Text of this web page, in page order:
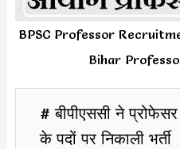
BPSC Professor
Bihar
# बीपीएससी ने
के पदों पर निकाली भर्ती